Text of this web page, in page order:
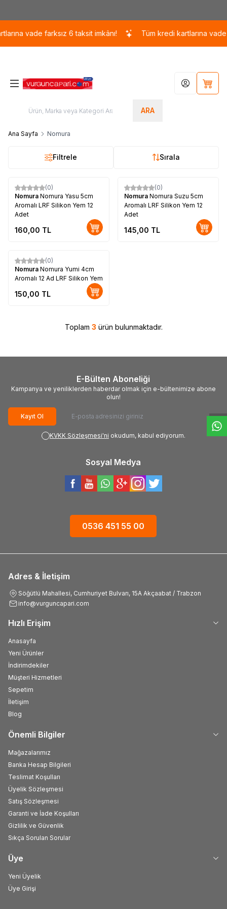
W
h
t
s
a
p
p
D
e
s
e
H
a
t
t
vade farksız 6 taksit imkânı! Tüm kredi kartlarına vade
ARA
Hesabım
Ana Sayfa Nomura
Filtrele Sırala
(0)
Nomura Nomura Yasu 5cm
Aromalı LRF Silikon Yem 12
Adet
160,00 TL
(0)
Nomura Nomura Suzu 5cm
Aromalı LRF Silikon Yem 12
Adet
145,00 TL
(0)
Nomura Nomura Yumi 4cm
Aromalı 12 Ad LRF Silikon Yem
150,00 TL
Toplam 3 ürün bulunmaktadır.
E-Bülten Aboneliği
Kampanya ve yeniliklerden haberdar olmak için e-bültenimize abone
olun!
Kayıt Ol
KVKK Sözleşmesi'ni okudum, kabul ediyorum.
Sosyal Medya
0536 451 55 00
Adres & İletişim
Söğütlü Mahallesi, Cumhuriyet Bulvarı, 15A Akçaabat / Trabzon
info@vurguncapari.com
Hızlı Erişim
Anasayfa
Yeni Ürünler
İndirimdekiler
Müşteri Hizmetleri
Sepetim
İletişim
Blog
Önemli Bilgiler
Mağazalarımız
Banka Hesap Bilgileri
Teslimat Koşulları
Üyelik Sözleşmesi
Satış Sözleşmesi
Garanti ve İade Koşulları
Gizlilik ve Güvenlik
Sıkça Sorulan Sorular
Üye
Yeni Üyelik
Üye Girişi